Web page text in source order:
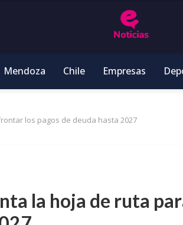
Mendoza Chile Empresas
los pagos de deuda hasta 2027
la hoja de ruta